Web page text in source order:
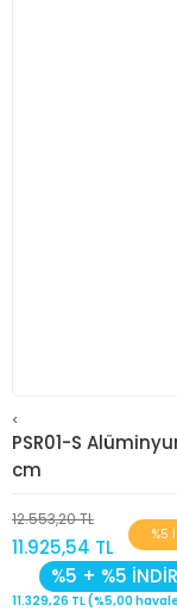
<
PSR01-S
cm
12.553,20 TL
11.925,54 TL
%5
%5 + %5
11.329,26 TL (%5,00